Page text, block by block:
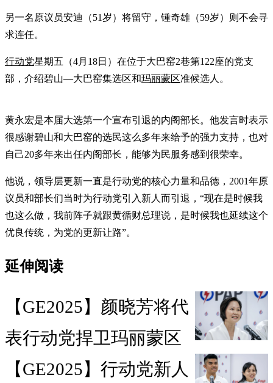
另一名原议员安迪（51岁）将留守，锺奇雄（59岁）则不会寻
求连任。
行动党星期五（4月18日）在位于大巴窑2巷第122座的党支
部，介绍碧山—大巴窑集选区和玛丽蒙区准候选人。
黄永宏是本届大选第一个宣布引退的内阁部长。他发言时表示
很感谢碧山和大巴窑的选民这么多年来给予的强力支持，也对
自己20多年来出任内阁部长，能够为民服务感到很荣幸。
他说，领导层更新一直是行动党的核心力量和品德，2001年原
议员和部长们当时为行动党引入新人而引退，“现在是时候我
也这么做，我前阵子就跟黄循财总理说，是时候我也延续这个
优良传统，为党的更新让路”。
延伸阅读
【GE2025】颜晓芳将代
表行动党捍卫玛丽蒙区
【GE2025】行动党新人